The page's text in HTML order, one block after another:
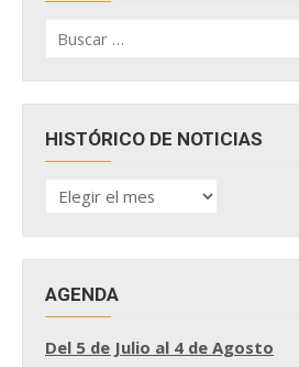
por:
HISTÓRICO DE NOTICIAS
HISTÓRICO
DE
AGENDA
Del 5 de Julio al 4 de Agosto